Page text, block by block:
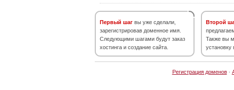
Первый шаг вы уже сделали,
зарегистрировав доменное имя.
Следующими шагами будут заказ
хостинга и создание сайта.
Второй
Также вы
установку
Регистрация доменов·